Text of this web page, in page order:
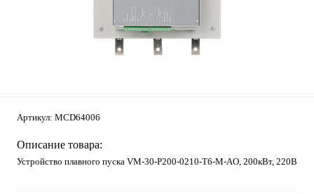
Артикул: MCD64006
Описание товара:
Устройство плавного пуска VM-30-P200-0210-T6-M-AO, 200кВт, 220В